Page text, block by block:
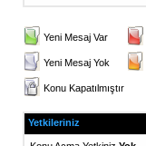
Yeni Mesaj Var
Yeni Mesaj Yok
Konu Kapatılmıştır
Yetkileriniz